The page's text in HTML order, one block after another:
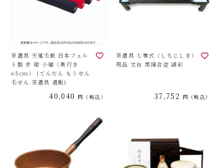
茶道具 天壇毛氈 日本フェル
ト製 赤 紺 小幅（奥行き
65cm） (てんだん もうせん
毛せん 茶道具 通販)
40,040 税込
茶道具 七事式（しちじしき）
用品 文台 黒掻合塗 湖彩
37,752 税込